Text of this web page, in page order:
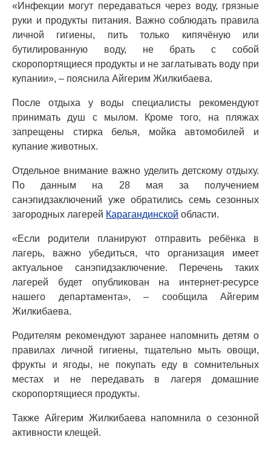
«Инфекции могут передаваться через воду, грязные
руки и продукты питания. Важно соблюдать правила
личной гигиены, пить только кипячёную или
бутилированную воду, не брать с собой
скоропортящиеся продукты и не заглатывать воду при
купании», – пояснила Айгерим Жилкибаева.
После отдыха у воды специалисты рекомендуют
принимать душ с мылом. Кроме того, на пляжах
запрещены стирка белья, мойка автомобилей и
купание животных.
Отдельное внимание важно уделить детскому отдыху.
По данным на 28 мая за получением
санэпидзаключений уже обратились семь сезонных
загородных лагерей Карагандинской области.
«Если родители планируют отправить ребёнка в
лагерь, важно убедиться, что организация имеет
актуальное санэпидзаключение. Перечень таких
лагерей будет опубликован на интернет-ресурсе
нашего департамента», – сообщила Айгерим
Жилкибаева.
Родителям рекомендуют заранее напомнить детям о
правилах личной гигиены, тщательно мыть овощи,
фрукты и ягоды, не покупать еду в сомнительных
местах и не передавать в лагеря домашние
скоропортящиеся продукты.
Также Айгерим Жилкибаева напомнила о сезонной
активности клещей.